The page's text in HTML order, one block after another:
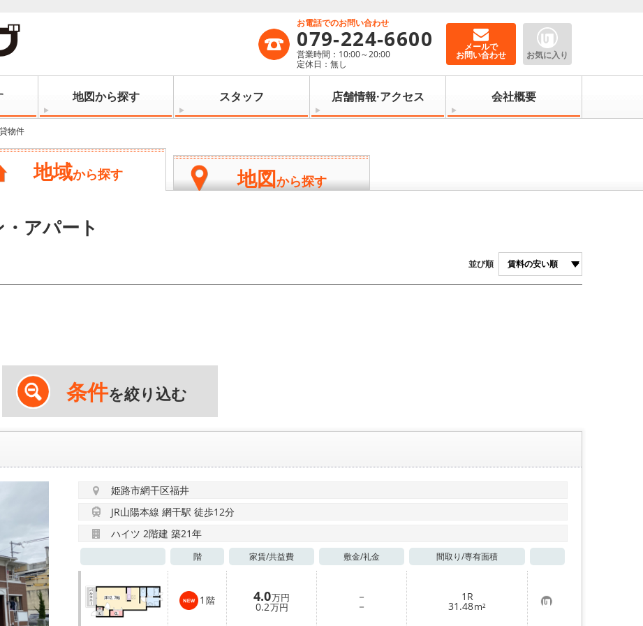
お電話でのお問い合わせ
079-224-6600
営業時間：10:00～20:00
定休日：無し
メールで
お問い合わせ お気に入り
地図から探す スタッフ 店舗情報·アクセス 会社概要
物件
地域から探す 地図から探す
アパート
並び順
条件を絞り込む
姫路市網干区福井
JR山陽本線 網干駅 徒歩12分
ハイツ 2階建 築21年
階 家賃/共益費 敷金/礼金 間取り/専有面積
1 階 4.0万円
0.2万円
－
－
1R
31.48m² お
気